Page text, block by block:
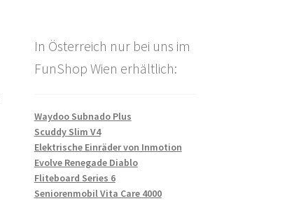
In Österreich nur bei uns im
FunShop Wien erhältlich:
Waydoo Subnado Plus
Scuddy Slim V4
Elektrische Einräder von Inmotion
Evolve Renegade Diablo
Fliteboard Series 6
Seniorenmobil Vita Care 4000